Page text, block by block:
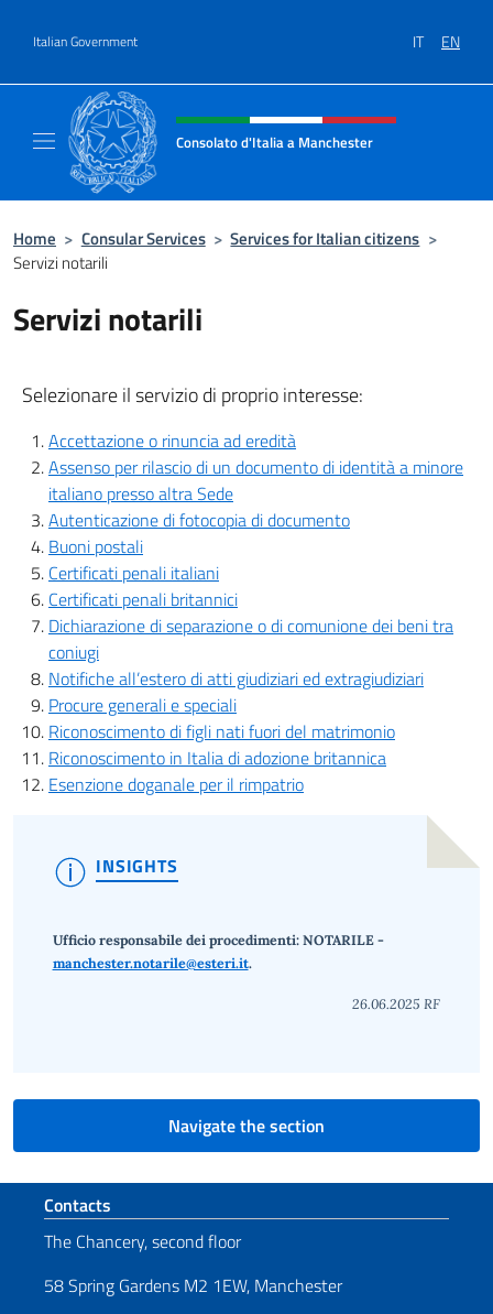
Italian Government IT EN
Header, social and menu of site
Consolato d'Italia a Manchester
Home > Consular Services > Services for Italian citizens >
Servizi notarili
Servizi notarili
Selezionare il servizio di proprio interesse:
Accettazione o rinuncia ad eredità
Assenso per rilascio di un documento di identità a minore
italiano presso altra Sede
Autenticazione di fotocopia di documento
Buoni postali
Certificati penali italiani
Certificati penali britannici
Dichiarazione di separazione o di comunione dei beni tra
coniugi
Notifiche all’estero di atti giudiziari ed extragiudiziari
Procure generali e speciali
Riconoscimento di figli nati fuori del matrimonio
Riconoscimento in Italia di adozione britannica
Esenzione doganale per il rimpatrio
INSIGHTS
Ufficio responsabile dei procedimenti:NOTARILE -
manchester.notarile@esteri.it.
26.06.2025 RF
Navigate the section
Footer section
Contacts
The Chancery, second floor
58 Spring Gardens M2 1EW, Manchester